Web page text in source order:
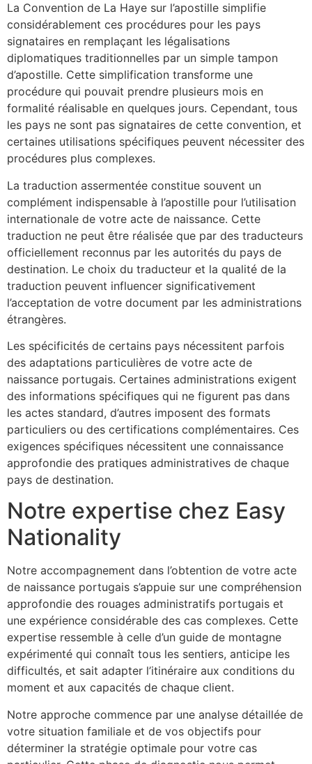
La Convention de La Haye sur l’apostille simplifie
considérablement ces procédures pour les pays
signataires en remplaçant les légalisations
diplomatiques traditionnelles par un simple tampon
d’apostille. Cette simplification transforme une
procédure qui pouvait prendre plusieurs mois en
formalité réalisable en quelques jours. Cependant, tous
les pays ne sont pas signataires de cette convention, et
certaines utilisations spécifiques peuvent nécessiter des
procédures plus complexes.
La traduction assermentée constitue souvent un
complément indispensable à l’apostille pour l’utilisation
internationale de votre acte de naissance. Cette
traduction ne peut être réalisée que par des traducteurs
officiellement reconnus par les autorités du pays de
destination. Le choix du traducteur et la qualité de la
traduction peuvent influencer significativement
l’acceptation de votre document par les administrations
étrangères.
Les spécificités de certains pays nécessitent parfois
des adaptations particulières de votre acte de
naissance portugais. Certaines administrations exigent
des informations spécifiques qui ne figurent pas dans
les actes standard, d’autres imposent des formats
particuliers ou des certifications complémentaires. Ces
exigences spécifiques nécessitent une connaissance
approfondie des pratiques administratives de chaque
pays de destination.
Notre expertise chez Easy
Nationality
Notre accompagnement dans l’obtention de votre acte
de naissance portugais s’appuie sur une compréhension
approfondie des rouages administratifs portugais et
une expérience considérable des cas complexes. Cette
expertise ressemble à celle d’un guide de montagne
expérimenté qui connaît tous les sentiers, anticipe les
difficultés, et sait adapter l’itinéraire aux conditions du
moment et aux capacités de chaque client.
Notre approche commence par une analyse détaillée de
votre situation familiale et de vos objectifs pour
déterminer la stratégie optimale pour votre cas